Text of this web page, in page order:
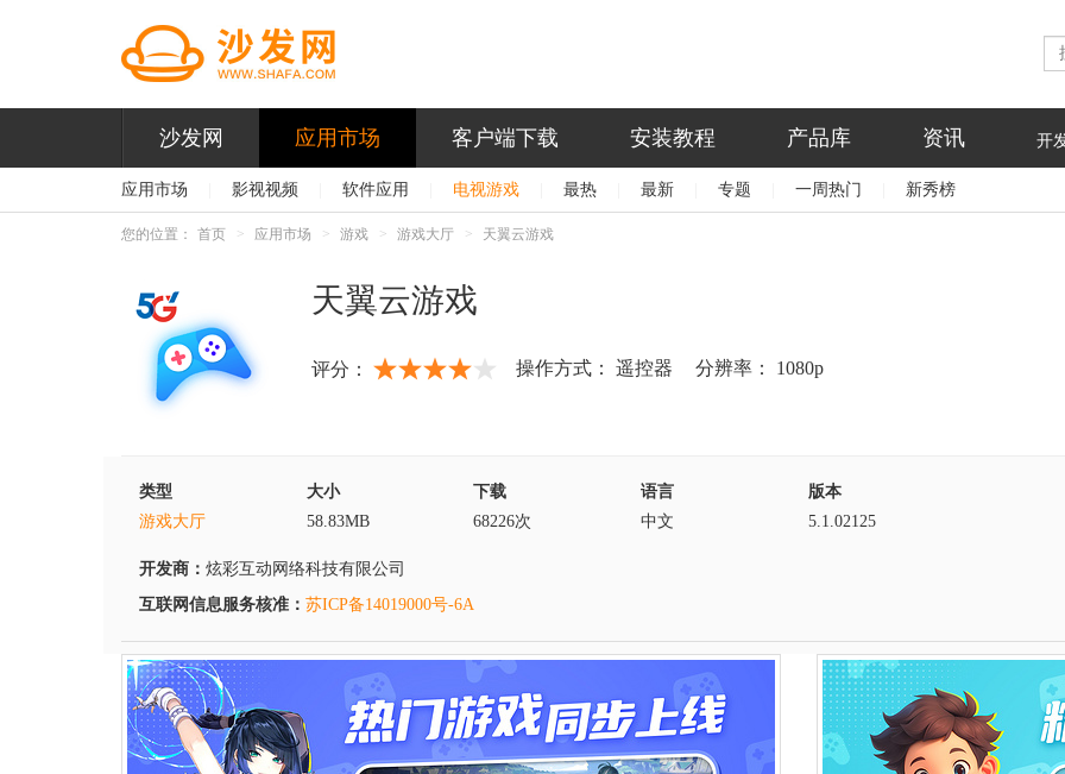
沙发网 应用市场 客户端下载 安装教程 产品库 资讯 开
应用市场 影视视频 软件应用 电视游戏 最热 最新 专题 一周热门 新秀榜
您的位置： 首页 应用市场 游戏 游戏大厅 天翼云游戏
天翼云游戏
评分： 操作方式： 遥控器 分辨率： 1080p
类型
游戏大厅
大小
58.83MB
下载
68226次
语言
中文
版本
5.1.02125
开发商： 炫彩互动网络科技有限公司
互联网信息服务核准： 苏ICP备14019000号-6A